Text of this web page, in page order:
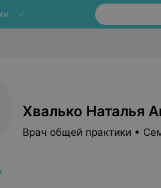
Хвалько Наталья
Врач общей практики •